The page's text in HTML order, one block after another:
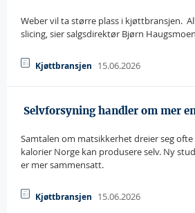
Weber vil ta større plass i kjøttbransjen. 
slicing, sier salgsdirektør Bjørn
Kjøttbransjen 15.06.2026
 Selvforsyning handler om mer
Samtalen om matsikkerhet dreier seg
kalorier Norge kan produsere selv. Ny
er mer sammensatt.
Kjøttbransjen 15.06.2026